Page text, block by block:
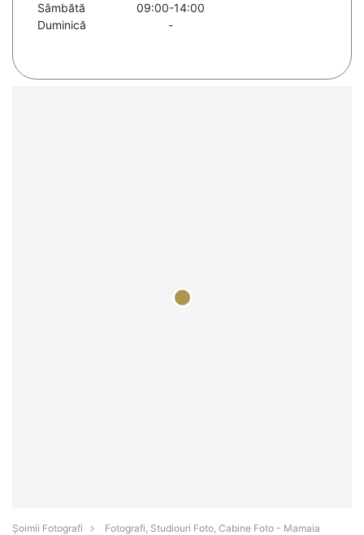
Sâmbătă
09:00-14:00
Duminică
-
Șoimii Fotografi
Fotografi, Studiouri Foto, Cabine Foto - Mamaia